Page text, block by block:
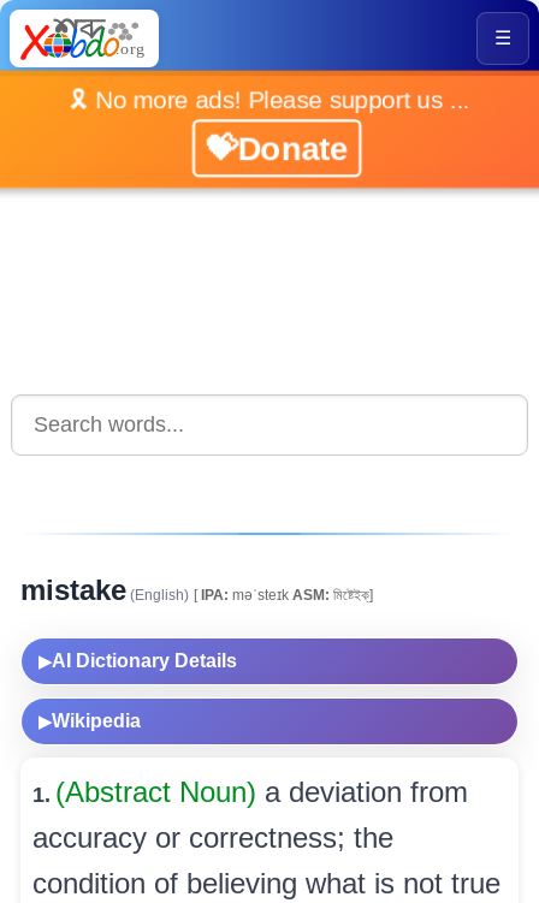
☰
🎗️ No more ads! Please support us ...
💝Donate
mistake (English) [IPA: məˈsteɪk ASM: মিষ্টেইক্]
▶AI Dictionary Details
▶Wikipedia
1. (Abstract Noun) a deviation from
accuracy or correctness; the
condition of believing what is not true